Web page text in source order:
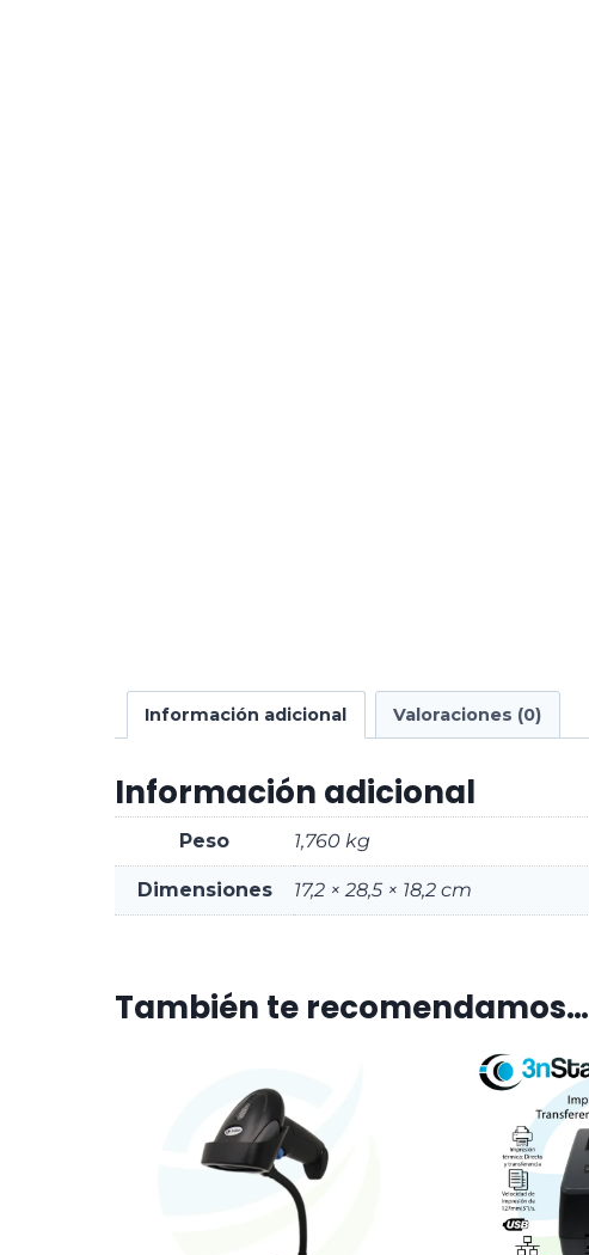
Información adicional Valoraciones (0)
Información adicional
Peso 1,760 kg
Dimensiones 17,2 × 28,5 × 18,2 cm
También te recomendamos…